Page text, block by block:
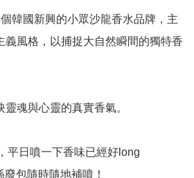
韓國新興的小眾沙龍香水品牌，主
義風格，以捕捉大自然瞬間的獨特香
魂與心靈的真實香氣。
平日噴一下香味已經好long
包隨時隨地補噴！